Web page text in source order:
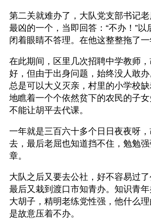
第二关就难办了，大队党支部书记
最凶的一个，当即回答：“不办！”以
闭着眼睛不答理。在他这整整拖了一
在此期间，区里几次招聘中学教师
好，但由于出身问题，始终没人敢
总是可以大义灭亲，村里的小学校
地瞧着一个个依然贫下的农民的子
不能让胡平去代课。
一年就是三百六十多个日日夜夜呀
去，最后老屈也知道挡不住，勉勉
章。
大队之后又要去公社，好不容易过了
最后又栽到渡口市知青办。知识青
大胡子，精明老练党性强，他什么
是故意压着不办。